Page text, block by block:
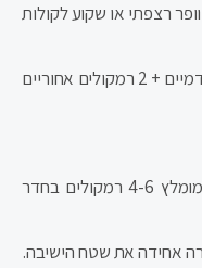
רצפתי או שקוע לקולות
סאונד היקפי (5.1 או 7.1) – 2 רמקולים קדמיים + 2 רמקולים אחוריים
כמות רמקולים: בהתאם לגודל השטח, מומלץ 4-6 רמקולים בחדר
אחידה את שטח הישיבה.